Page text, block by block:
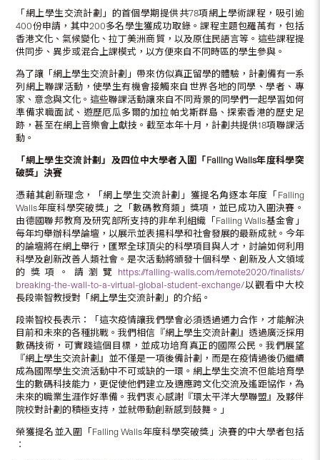
「網上學生交流計劃」的首個學期提供共78項網上學術課程，吸引逾
400份申請，其中200多名學生獲成功取錄。課程主題包羅萬有，包括
香港文化、氣候變化、拉丁美洲商貿，以及原住民語言等。這些課程提
供同步、異步或混合上課模式，以方便來自不同時區的學生參與。
為了讓「網上學生交流計劃」帶來仿似真正留學的體驗，計劃備有一系
列網上聯課活動，使學生有機會接觸來自世界各地的同學、學者、專
家、意念與文化。這些聯課活動讓來自不同背景的同學們一起學習如何
準備求職面試、遊歷厄瓜多爾的加拉帕戈斯群島、探索香港的歷史足
跡，甚至在網上音樂會上獻技。截至本年十月，計劃共提供18項聯課活
動。
「網上學生交流計劃」及四位中大學者入圍「Falling Walls年度科學突
破獎」決賽
憑藉其創新理念，「網上學生交流計劃」獲提名角逐本年度「Falling
Walls年度科學突破獎」之「數碼教育類」獎項，並已成功入圍決賽。
由德國聯邦教育及研究部所支持的非牟利組織「Falling Walls基金會」
每年均舉辦科學論壇，以展示並表揚科學和社會發展的最新成就。今年
的論壇將在網上舉行，匯聚全球頂尖的科學項目與人才，討論如何利用
科學及創新改善人類社會。是次活動將頒發十個科學、創新及人文領域
的獎項。請瀏覽 https://falling-walls.com/remote2020/finalists/
breaking-the-wall-to-a-virtual-global-student-exchange/以觀看中大校
長段崇智教授對「網上學生交流計劃」的介紹。
段崇智校長表示：「這次疫情讓我們學會必須透過通力合作，才能解決
目前和未來的各種挑戰。我們相信『網上學生交流計劃』透過廣泛採用
數碼技術，可實踐這個目標，並成功培育真正的國際公民。我們展望
『網上學生交流計劃』並不僅是一項後備計劃，而是在疫情過後仍繼續
成為國際學生交流活動中不可或缺的一環。網上學生交流不但能培育學
生的數碼科技能力，更促使他們建立及適應跨文化交流及遙距協作，為
未來的職業生涯作好準備。我們衷心感謝『環太平洋大學聯盟』及夥伴
院校對計劃的積極支持，並就帶動創新感到鼓舞。」
榮獲提名並入圍「Falling Walls年度科學突破獎」決賽的中大學者包括
︰